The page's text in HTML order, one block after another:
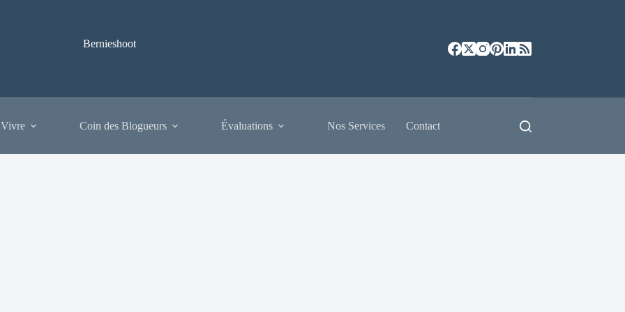
Bernieshoot
Coin des Blogueurs Évaluations Nos Services Contact